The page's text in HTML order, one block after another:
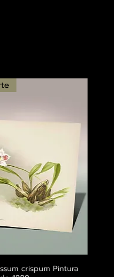
rápida
crispum Pintura